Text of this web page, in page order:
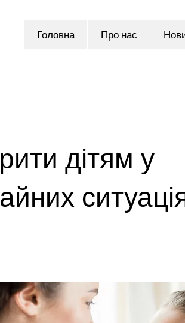
Головна Про нас
дітям у